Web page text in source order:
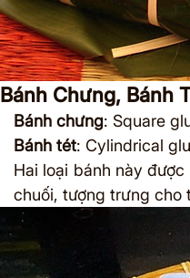
Bánh Chưng, Bánh
Bánh chưng: Square
Bánh tét: Cylindrical
Hai loại bánh này
chuối, tượng trưng cho